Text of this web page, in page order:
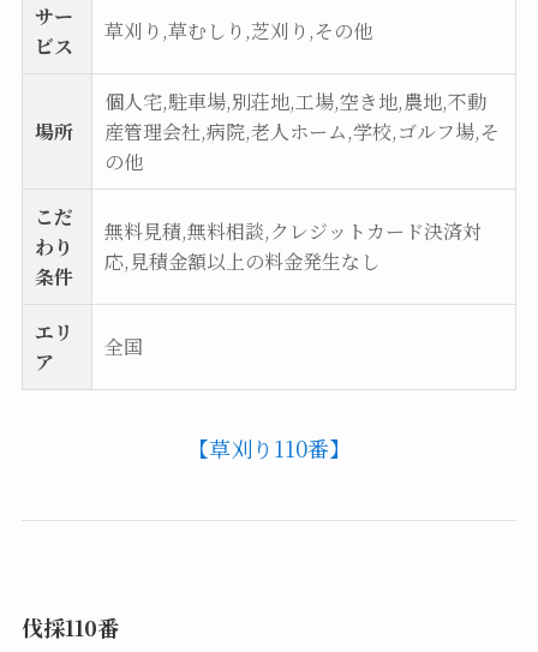
サー
ビス
草刈り,草むしり,芝刈り,その他
場所
個人宅,駐車場,別荘地,工場,空き地,農地,不動
産管理会社,病院,老人ホーム,学校,ゴルフ場,そ
の他
こだ
わり
条件
無料見積,無料相談,クレジットカード決済対
応,見積金額以上の料金発生なし
エリ
ア
全国
【草刈り110番】
伐採110番